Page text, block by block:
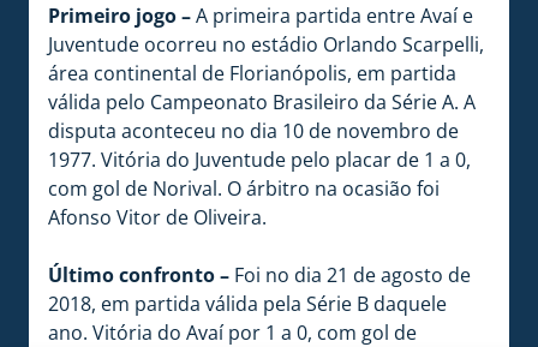
Primeiro jogo –A primeira partida entre Avaí e
Juventude ocorreu no estádio Orlando Scarpelli,
área continental de Florianópolis, em partida
válida pelo Campeonato Brasileiro da Série A. A
disputa aconteceu no dia 10 de novembro de
1977. Vitória do Juventude pelo placar de 1 a 0,
com gol de Norival. O árbitro na ocasião foi
Afonso Vitor de Oliveira.
Último confronto – Foi no dia 21 de agosto de
2018, em partida válida pela Série B daquele
ano. Vitória do Avaí por 1 a 0, com gol de